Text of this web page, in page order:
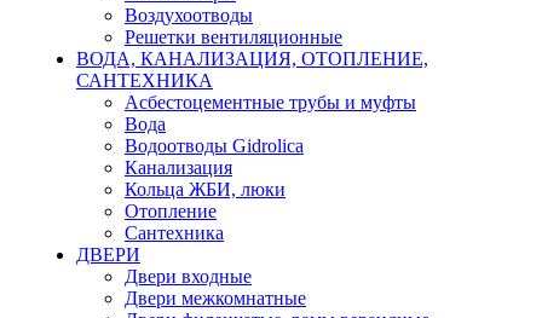
Воздухоотводы
Решетки вентиляционные
ВОДА, КАНАЛИЗАЦИЯ, ОТОПЛЕНИЕ,
САНТЕХНИКА
Асбестоцементные трубы и муфты
Вода
Водоотводы Gidrolica
Канализация
Кольца ЖБИ, люки
Отопление
Сантехника
ДВЕРИ
Двери входные
Двери межкомнатные